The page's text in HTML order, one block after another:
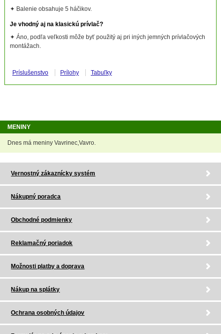
✦ Balenie obsahuje 5 háčikov.
Je vhodný aj na klasickú prívlač?
✦ Áno, podľa veľkosti môže byť použitý aj pri iných jemných prívlačových
montážach.
Príslušenstvo Prílohy Tabuľky
MENINY
Dnes má meniny Vavrinec,Vavro.
Vernostný zákaznícky systém
Nákupný poradca
Obchodné podmienky
Reklamačný poriadok
Možnosti platby a doprava
Nákup na splátky
Ochrana osobných údajov